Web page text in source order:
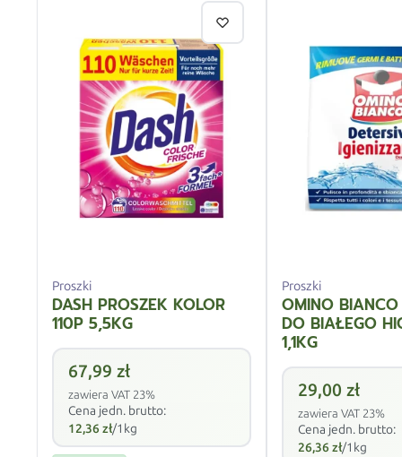
Proszki
DASH PROSZEK KOLOR
110P 5,5KG
67,99 zł
zawiera VAT 23%
Cena jedn. brutto:
12,36 zł/1kg
Proszki
OMINO BIANCO
DO BIAŁEGO
1,1KG
29,00 zł
zawiera VAT 23%
Cena jedn. brutto:
26,36 zł/1kg